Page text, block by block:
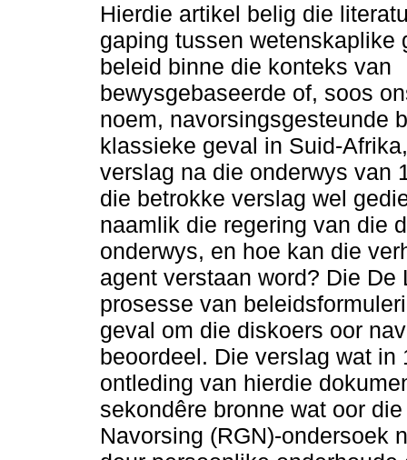
Hierdie artikel belig die
gaping tussen wetenskaplike
beleid binne die konteks van
bewysgebaseerde of, soos
noem, navorsingsgesteunde
klassieke geval in Suid-
verslag na die onderwys van
die betrokke verslag wel
naamlik die regering van die
onderwys, en hoe kan die
agent verstaan word? Die
prosesse van
geval om die diskoers oor
beoordeel. Die verslag wat
ontleding van hierdie
sekondêre bronne wat oor
Navorsing (RGN)-ondersoek